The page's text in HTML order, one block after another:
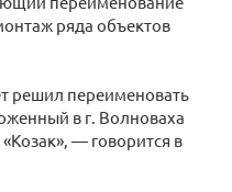
ряда объектов
решил переименовать
в г. Волноваха
— говорится в